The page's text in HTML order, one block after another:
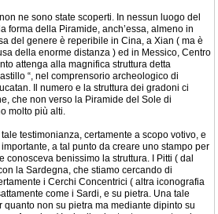
ne sono state scoperti. In nessun luogo del
forma della Piramide, anch’essa, almeno in
del genere è reperibile in Cina, a Xian ( ma è
della enorme distanza ) ed in Messico, Centro
attenga alla magnifica struttura detta
“, nel comprensorio archeologico di
Il numero e la struttura dei gradoni ci
che non verso la Piramide del Sole di
molto più alti.
testimonianza, certamente a scopo votivo, e
a tal punto da creare uno stampo per
conosceva benissimo la struttura. I Pitti ( dal
la Sardegna, che stiamo cercando di
i Cerchi Concentrici ( altra iconografia
come i Sardi, e su pietra. Una tale
non su pietra ma mediante dipinto su